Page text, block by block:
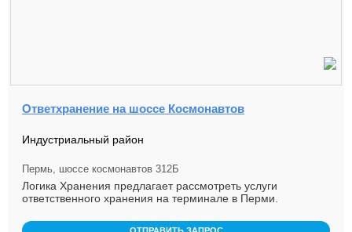
Ответхранение на шоссе Космонавтов
Индустриальный район
Пермь, шоссе космонавтов 312Б
Логика Хранения предлагает рассмотреть услуги
ответственного хранения на терминале в Перми.